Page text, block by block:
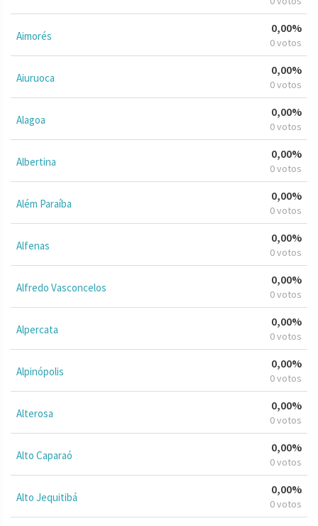
Aimorés
0,00%
0 votos
Aiuruoca
0,00%
0 votos
Alagoa
0,00%
0 votos
Albertina
0,00%
0 votos
Além Paraíba
0,00%
0 votos
Alfenas
0,00%
0 votos
Alfredo Vasconcelos
0,00%
0 votos
Alpercata
0,00%
0 votos
Alpinópolis
0,00%
0 votos
Alterosa
0,00%
0 votos
Alto Caparaó
0,00%
0 votos
Alto Jequitibá
0,00%
0 votos